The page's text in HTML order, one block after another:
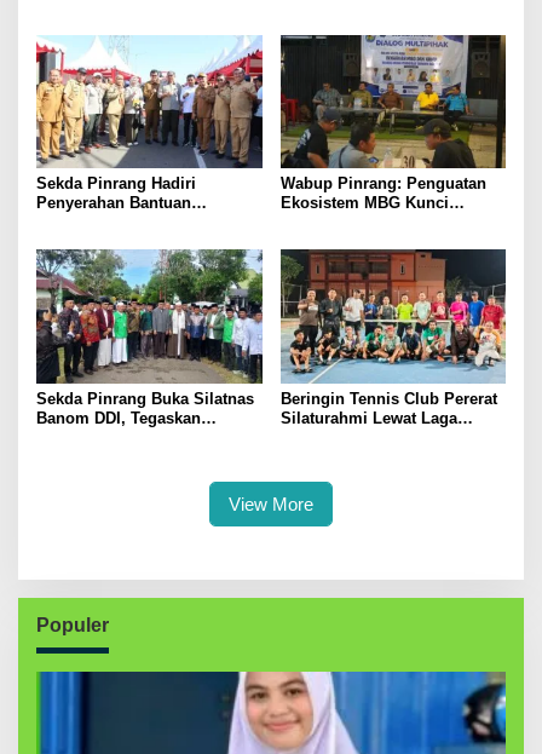
Sekda Pinrang Hadiri
Penyerahan Bantuan
Wabup Pinrang: Penguatan
Ekosistem MBG Kunci
Sekda Pinrang Buka Silatnas
Banom DDI, Tegaskan
Beringin Tennis Club Pererat
Silaturahmi Lewat Laga
View More
Populer